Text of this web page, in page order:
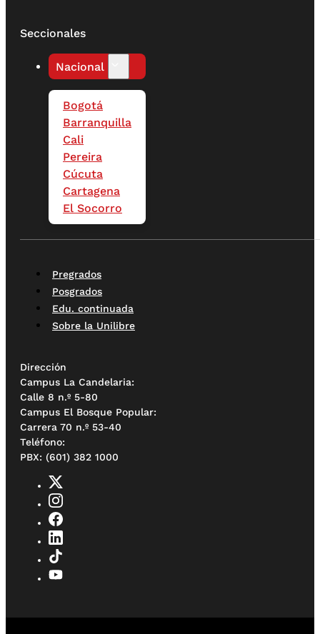
Seccionales
Nacional
Bogotá
Barranquilla
Cali
Pereira
Cúcuta
Cartagena
El Socorro
Pregrados
Posgrados
Edu. continuada
Sobre la Unilibre
Dirección
Campus La Candelaria:
Calle 8 n.º 5-80
Campus El Bosque Popular:
Carrera 70 n.º 53-40
Teléfono:
PBX: (601) 382 1000